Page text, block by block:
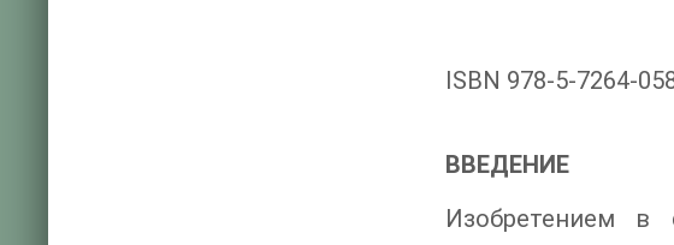
ISBN 978-5-7264-
ВВЕДЕНИЕ
Изобретением в